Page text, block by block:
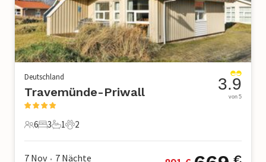
Deutschland
Travemünde-Priwall
6 Gäste
6
3 Schlafzimmer
3
1 Badezimmer
1
2 Haustiere
2
3.9
von 5
7 Nov • 7 Nächte